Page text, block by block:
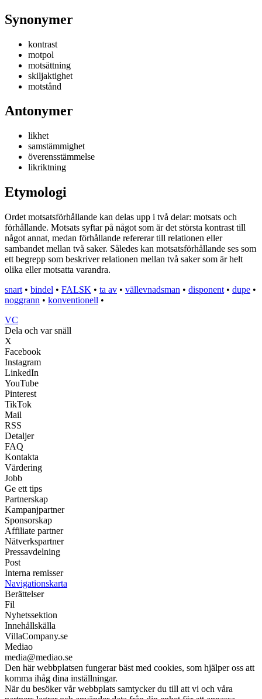
Synonymer
kontrast
motpol
motsättning
skiljaktighet
motstånd
Antonymer
likhet
samstämmighet
överensstämmelse
likriktning
Etymologi
Ordet motsatsförhållande kan delas upp i två delar: motsats och
förhållande. Motsats syftar på något som är det största kontrast till
något annat, medan förhållande refererar till relationen eller
sambandet mellan två saker. Således kan motsatsförhållande ses som
ett begrepp som beskriver relationen mellan två saker som är helt
olika eller motsatta varandra.
snart • bindel • FALSK • ta av • vällevnadsman • disponent • dupe •
noggrann • konventionell •
VC
Dela och var snäll
X
Facebook
Instagram
LinkedIn
YouTube
Pinterest
TikTok
Mail
RSS
Detaljer
FAQ
Kontakta
Värdering
Jobb
Ge ett tips
Partnerskap
Kampanjpartner
Sponsorskap
Affiliate partner
Nätverkspartner
Pressavdelning
Post
Interna remisser
Navigationskarta
Berättelser
Fil
Nyhetssektion
Innehållskälla
VillaCompany.se
Mediao
media@mediao.se
Den här webbplatsen fungerar bäst med cookies, som hjälper oss att
komma ihåg dina inställningar.
När du besöker vår webbplats samtycker du till att vi och våra